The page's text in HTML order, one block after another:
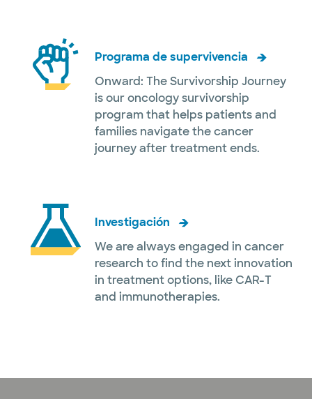
Programa de supervivencia
Onward: The Survivorship Journey
is our oncology survivorship
program that helps patients and
families navigate the cancer
journey after treatment ends.
Investigación
We are always engaged in cancer
research to find the next innovation
in treatment options, like CAR-T
and immunotherapies.